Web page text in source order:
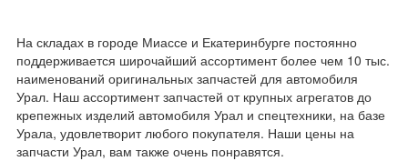
На складах в городе Миассе и Екатеринбурге постоянно
поддерживается широчайший ассортимент более чем 10 тыс.
наименований оригинальных запчастей для автомобиля
Урал. Наш ассортимент запчастей от крупных агрегатов до
крепежных изделий автомобиля Урал и спецтехники, на базе
Урала, удовлетворит любого покупателя. Наши цены на
запчасти Урал, вам также очень понравятся.